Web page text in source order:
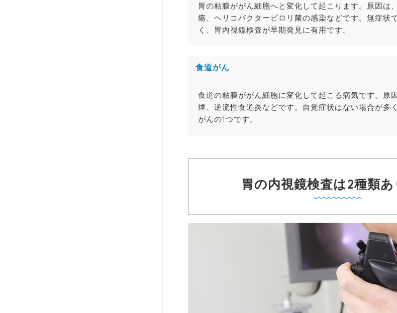
胃の粘膜ががん細胞へと変化して起こります。原因は
瘍、ヘリコバクターピロリ菌の感染などです。無症状
く、胃内視鏡検査が早期発見に有用です。
食道がん
食道の粘膜ががん細胞に変化して起こる病気です。原
煙、逆流性食道炎などです。自覚症状はない場合が多
がんの1つです。
胃の内視鏡検査は2種類